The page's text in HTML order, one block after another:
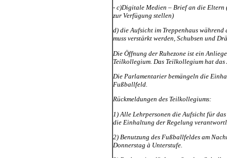
- c)Digitale Medien – Brief an die Eltern
zur Verfügung stellen)
d) die Aufsicht im Treppenhaus
muss verstärkt werden, Schubsen und
Die Öffnung der Ruhezone ist ein
Teilkollegium. Das Teilkollegium hat
Die Parlamentarier bemängeln die
Fußballfeld.
Rückmeldungen des Teilkollegiums:
1) Alle Lehrpersonen die Aufsicht für
die Einhaltung der Regelung
2) Benutzung des Fußballfeldes am
Donnerstag à Unterstufe.